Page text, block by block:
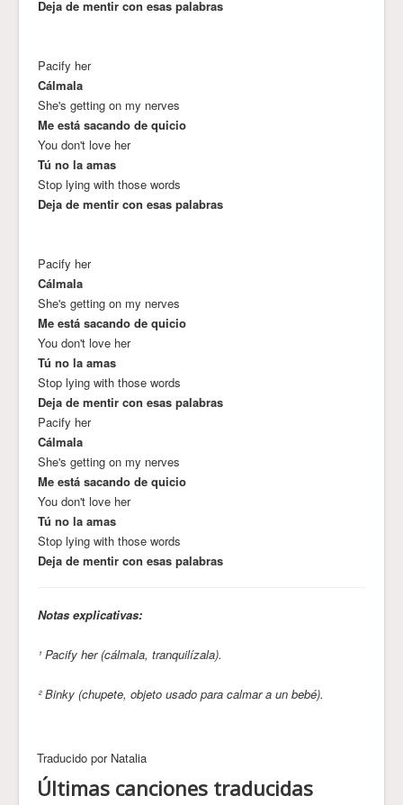
Deja de mentir con esas palabras
Pacify her
Cálmala
She's getting on my nerves
Me está sacando de quicio
You don't love her
Tú no la amas
Stop lying with those words
Deja de mentir con esas palabras
Pacify her
Cálmala
She's getting on my nerves
Me está sacando de quicio
You don't love her
Tú no la amas
Stop lying with those words
Deja de mentir con esas palabras
Pacify her
Cálmala
She's getting on my nerves
Me está sacando de quicio
You don't love her
Tú no la amas
Stop lying with those words
Deja de mentir con esas palabras
Notas explicativas:
¹ Pacify her (cálmala, tranquilízala).
² Binky (chupete, objeto usado para calmar a un bebé).
Traducido por Natalia
Últimas canciones traducidas